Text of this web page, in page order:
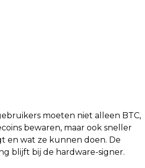
moeten niet alleen BTC,
bewaren, maar ook sneller
en wat ze kunnen doen. De
blijft bij de hardware-signer.